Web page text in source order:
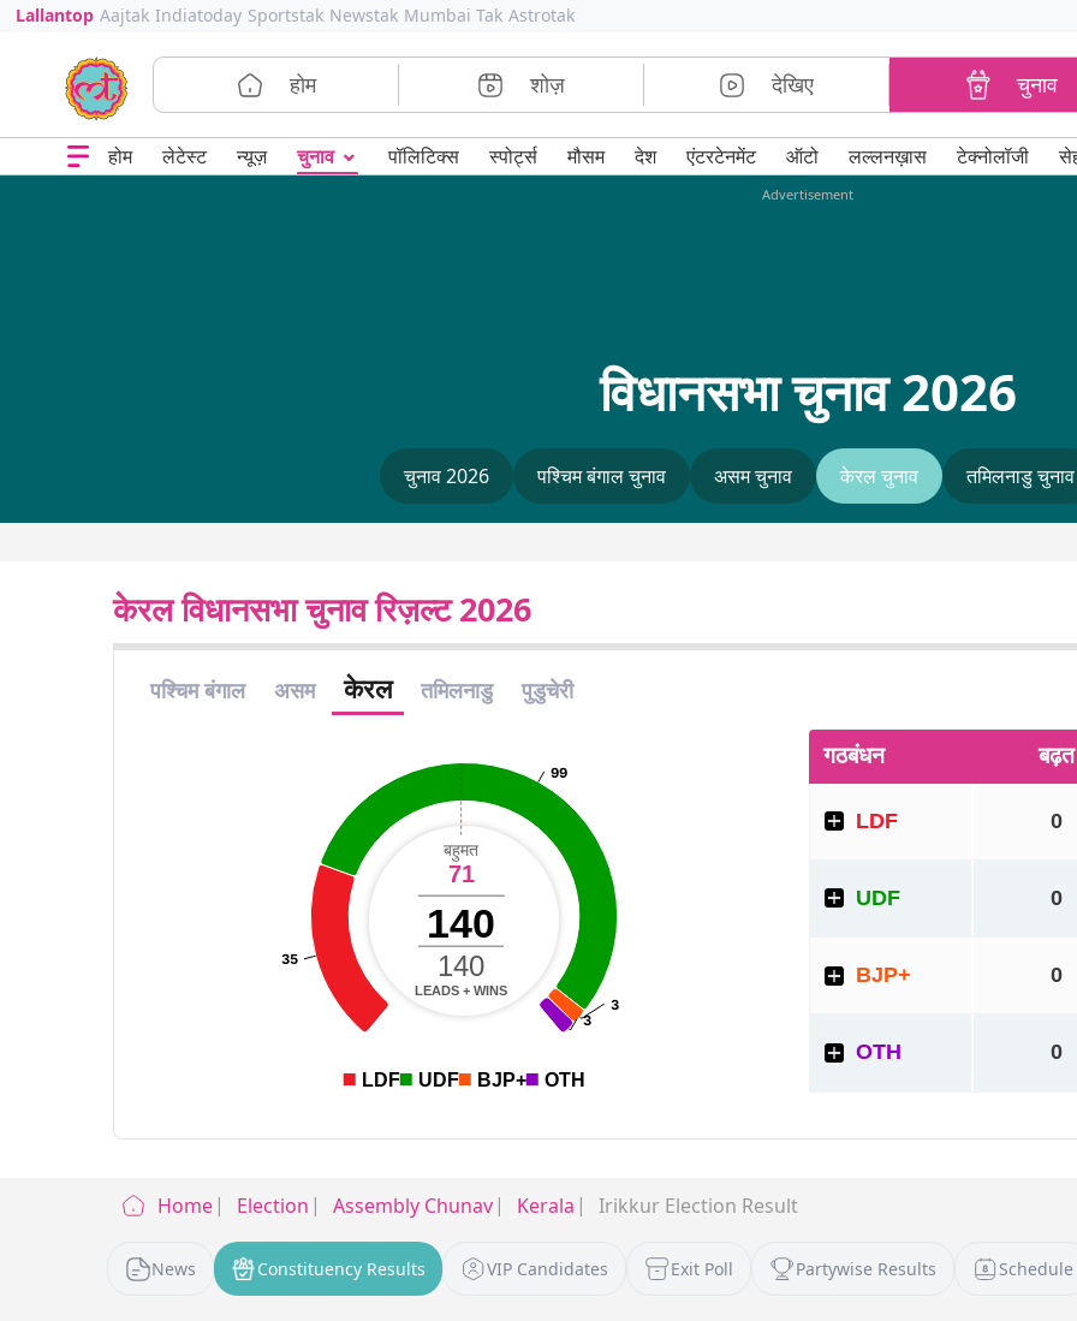
Lallantop Aajtak Indiatoday Sportstak Newstak Mumbai Tak Astrotak
होम शोज़ देखिए चुनाव
होम लेटेस्ट न्यूज़ चुनाव ⌄ पॉलिटिक्स स्पोर्ट्स मौसम देश एंटरटेनमेंट ऑटो लल्लनख़ास टेक्नोलॉजी
Advertisement
विधानसभा चुनाव 2026
चुनाव 2026 पश्चिम बंगाल चुनाव असम चुनाव केरल चुनाव तमिलनाडु चुनाव
केरल विधानसभा चुनाव रिज़ल्ट 2026
Home Election Assembly Chunav Kerala Irikkur Election Result
News Constituency Results VIP Candidates Exit Poll Partywise Results Schedule